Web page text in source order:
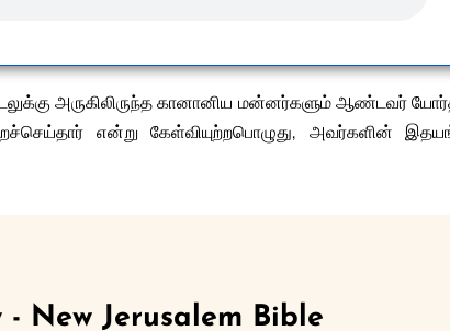
அருகிலிருந்த கானானிய மன்னர்களும் ஆண்டவர்
என்று கேள்வியுற்றபொழுது, அவர்களின்
- New Jerusalem Bible